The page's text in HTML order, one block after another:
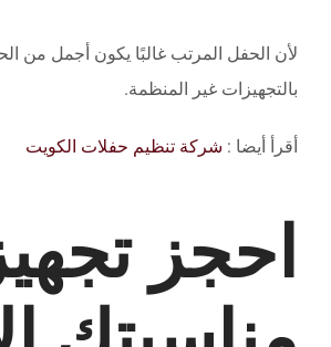
لأن الحفل المرتب غالبًا يكون أجمل من
بالتجهيزات غير المنظمة.
أقرأ أيضا : شركة تنظيم حفلات الكويت
احجز